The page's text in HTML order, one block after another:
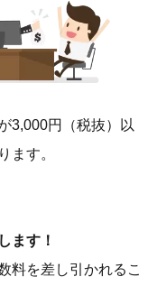
3,000円（税抜）以
ます。
ます！
料を差し引かれるこ